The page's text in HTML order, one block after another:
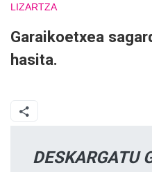
LIZARTZA
Garaikoetxea
hasita.
DESKARGATU